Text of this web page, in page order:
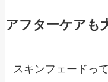
アフターケアも
スキンフェードっ